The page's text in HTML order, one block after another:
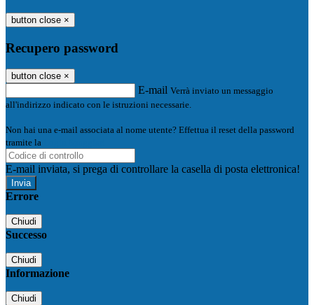
button close ×
Recupero password
button close ×
E-mail Verrà inviato un messaggio
all'indirizzo indicato con le istruzioni necessarie.
Non hai una e-mail associata al nome utente? Effettua il reset della password
tramite la
E-mail inviata, si prega di controllare la casella di posta elettronica!
Errore
Chiudi
Successo
Chiudi
Informazione
Chiudi